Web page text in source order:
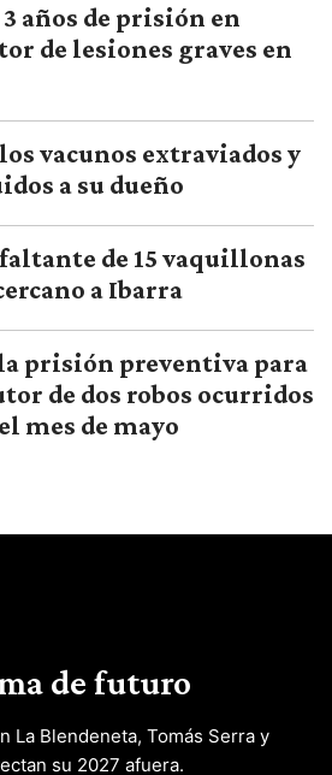
años de prisión en
de lesiones graves en
vacunos extraviados y
a su dueño
de 15 vaquillonas
a Ibarra
prisión preventiva para
de dos robos ocurridos
mes de mayo
de futuro
La Blendeneta, Tomás Serra y
su 2027 afuera.